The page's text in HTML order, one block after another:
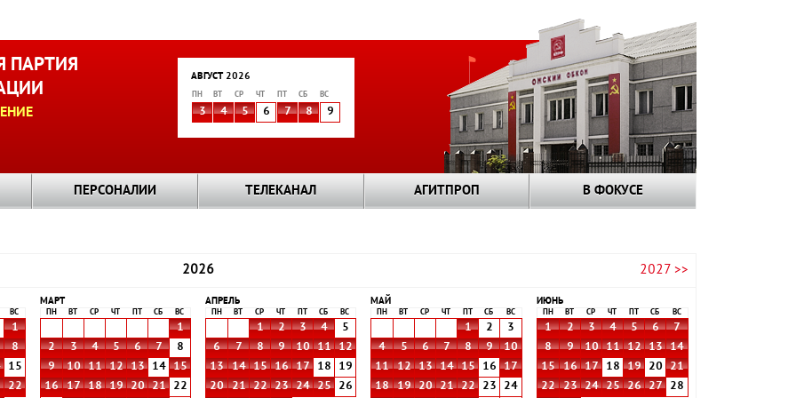
ПАРТИЯ
АВГУСТ 2026
ПН ВТ СР ЧТ СБ ВС
3 4 5 6 7 8 9
ПЕРСОНАЛИИ ТЕЛЕКАНАЛ АГИТПРОП В ФОКУСЕ
2026 2027 >>
ВС
1
8
15
22
МАРТ
ПН ВТ СР ЧТ СБ ВС
1
2
3 4 5 6 7
8
9
10 11 12 13 14
15
16
17 18 19 20 21
22
АПРЕЛЬ
ПН ВТ СР ЧТ СБ ВС
1 2 3 4
5
6
7 8 9 10 11
12
13
14 15 16 17 18
19
20
21 22 23 24 25
26
МАЙ
ПН ВТ СР ЧТ СБ ВС
1 2
3
4
5 6 7 8 9
10
11
12 13 14 15 16
17
18
19 20 21 22 23
24
ИЮНЬ
ПН ВТ СР ЧТ СБ ВС
1 2 3 4 5 6
7
8
9 10 11 12 13
14
15
16 17 18 19 20
21
22
23 24 25 26 27
28